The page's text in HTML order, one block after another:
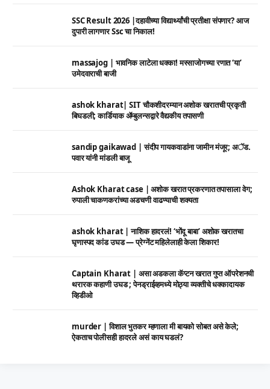
SSC Result 2026 |दहावीच्या विद्यार्थ्यांची प्रतीक्षा संपणार? आज
दुपारी लागणार Ssc चा निकाल!
massajog | भावनिक लाटेला धक्का! मस्साजोगच्या रणात ‘या’
उमेदवाराची बाजी
ashok kharat| SIT चौकशीदरम्यान अशोक खरातची प्रकृती
बिघडली; कार्डियाक ॲम्बुलन्सद्वारे वैद्यकीय तपासणी
sandip gaikawad | संदीप गायकवाडांना जामीन मंजूर; अॅड.
पवार यांनी मांडली बाजू
Ashok Kharat case | अशोक खरात प्रकरणात तपासाला वेग;
रुपाली चाकणकरांच्या अडचणी वाढण्याची शक्यता
ashok kharat | नाशिक हादरलं! ‘भोंदू बाबा’ अशोक खरातचा
घृणास्पद कांड उघड — प्रेग्नेंट महिलेलाही केला शिकार!
Captain Kharat | असा अडकला कॅप्टन खरात गुप्त ऑपरेशनची
थरारक कहाणी उघड ; पेनड्राईव्हमध्ये मोठ्या व्यक्तीचे धक्कादायक
व्हिडीओ
murder | विशाल भुतकर म्हणाला मी बायको सोबत असे केले;
ऐकताच पोलीसही हादरले असं काय घडलं?